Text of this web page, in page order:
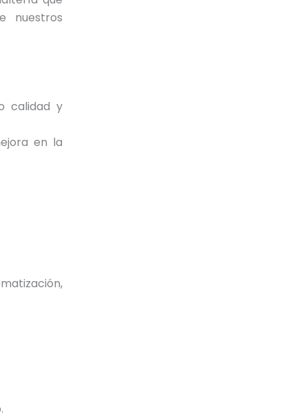
nuestros
calidad y
en la